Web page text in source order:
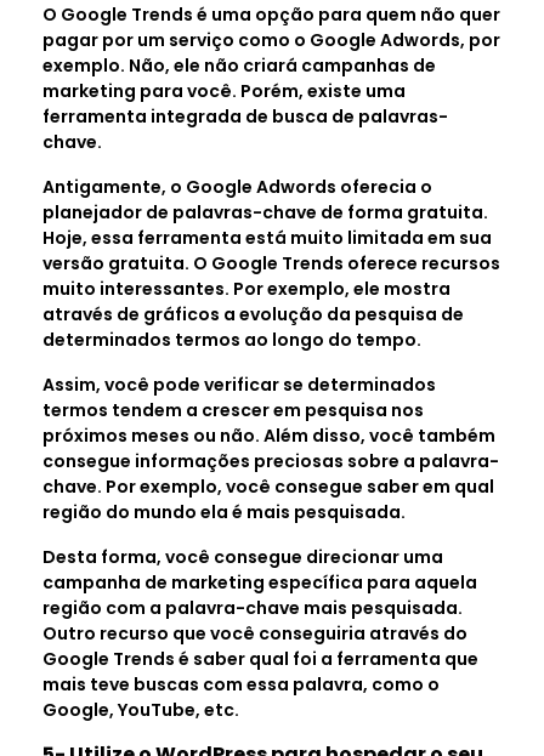
O Google Trends é uma opção para quem não quer
pagar por um serviço como o Google Adwords, por
exemplo. Não, ele não criará campanhas de
marketing para você. Porém, existe uma
ferramenta integrada de busca de palavras-
chave.
Antigamente, o Google Adwords oferecia o
planejador de palavras-chave de forma gratuita.
Hoje, essa ferramenta está muito limitada em sua
versão gratuita. O Google Trends oferece recursos
muito interessantes. Por exemplo, ele mostra
através de gráficos a evolução da pesquisa de
determinados termos ao longo do tempo.
Assim, você pode verificar se determinados
termos tendem a crescer em pesquisa nos
próximos meses ou não. Além disso, você também
consegue informações preciosas sobre a palavra-
chave. Por exemplo, você consegue saber em qual
região do mundo ela é mais pesquisada.
Desta forma, você consegue direcionar uma
campanha de marketing específica para aquela
região com a palavra-chave mais pesquisada.
Outro recurso que você conseguiria através do
Google Trends é saber qual foi a ferramenta que
mais teve buscas com essa palavra, como o
Google, YouTube, etc.